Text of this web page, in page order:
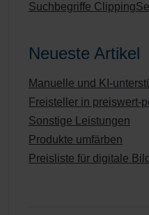
Suchbegriffe
Neueste Artikel
Manuelle und KI-
Freisteller in preiswert-
Sonstige Leistungen
Produkte umfärben
Preisliste für digitale